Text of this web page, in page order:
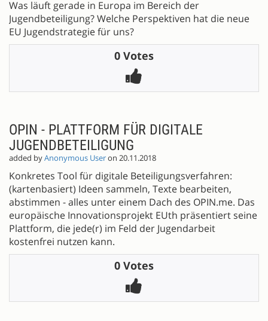
Was läuft gerade in Europa im Bereich der
Jugendbeteiligung? Welche Perspektiven hat die neue
EU Jugendstrategie für uns?
0 Votes
OPIN - PLATTFORM FÜR DIGITALE
JUGENDBETEILIGUNG
added byAnonymous Useron 20.11.2018
Konkretes Tool für digitale Beteiligungsverfahren:
(kartenbasiert) Ideen sammeln, Texte bearbeiten,
abstimmen - alles unter einem Dach des OPIN.me. Das
europäische Innovationsprojekt EUth präsentiert seine
Plattform, die jede(r) im Feld der Jugendarbeit
kostenfrei nutzen kann.
0 Votes